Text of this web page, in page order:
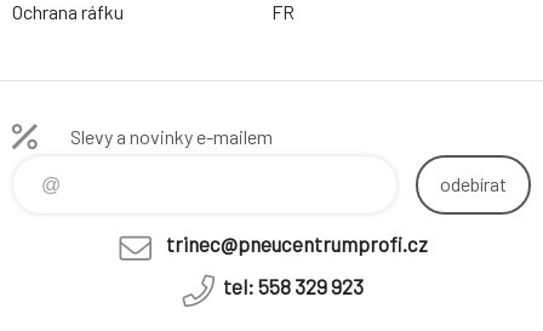
Ochrana ráfku
FR
Slevy a novinky e-mailem
odebírat
trinec@pneucentrumprofi.cz
tel: 558 329 923